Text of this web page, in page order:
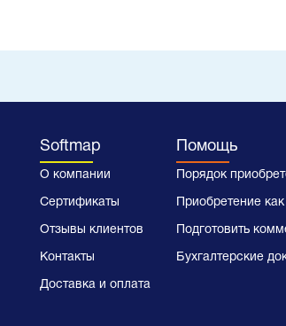
Softmap
О компании
Сертификаты
Отзывы клиентов
Контакты
Доставка и оплата
Помощь
Порядок
Приобретение
Подготовить
Бухгалтерские